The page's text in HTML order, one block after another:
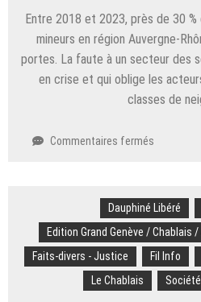
Entre 2018 et 2023, près de 30
mineurs en région Auvergne-
portes. La faute à un secteur des
en crise et qui oblige les
classes de
Commentaires fermés
« Une
diminution
de
30 %
des
locaux
Dauphiné Libéré
Edition Grand Genève / Chablais /
Faits-divers - Justice
Fil Info
Le Chablais
Société